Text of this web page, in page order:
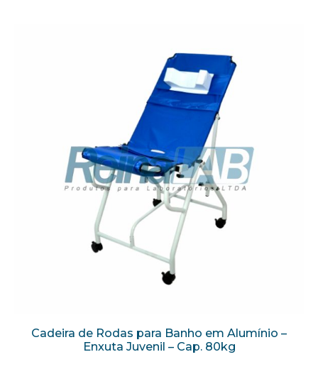
Cadeira de Rodas para Banho em Alumínio –
Enxuta Juvenil – Cap. 80kg